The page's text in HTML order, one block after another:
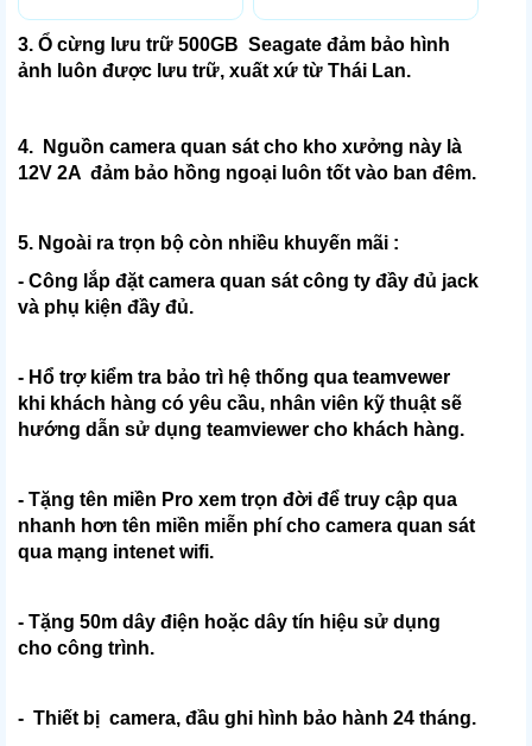
3. Ổ cừng lưu trữ 500GB Seagate đảm bảo hình
ảnh luôn được lưu trữ, xuất xứ từ Thái Lan.
4. Nguồn camera quan sát cho kho xưởng này là
12V 2A đảm bảo hồng ngoại luôn tốt vào ban đêm.
5. Ngoài ra trọn bộ còn nhiều khuyến mãi :
- Công lắp đặt camera quan sát công ty đầy đủ jack
và phụ kiện đầy đủ.
- Hổ trợ kiểm tra bảo trì hệ thống qua teamvewer
khi khách hàng có yêu cầu, nhân viên kỹ thuật sẽ
hướng dẫn sử dụng teamviewer cho khách hàng.
- Tặng tên miền Pro xem trọn đời để truy cập qua
nhanh hơn tên miền miễn phí cho camera quan sát
qua mạng intenet wifi.
- Tặng 50m dây điện hoặc dây tín hiệu sử dụng
cho công trình.
- Thiết bị camera, đầu ghi hình bảo hành 24 tháng.